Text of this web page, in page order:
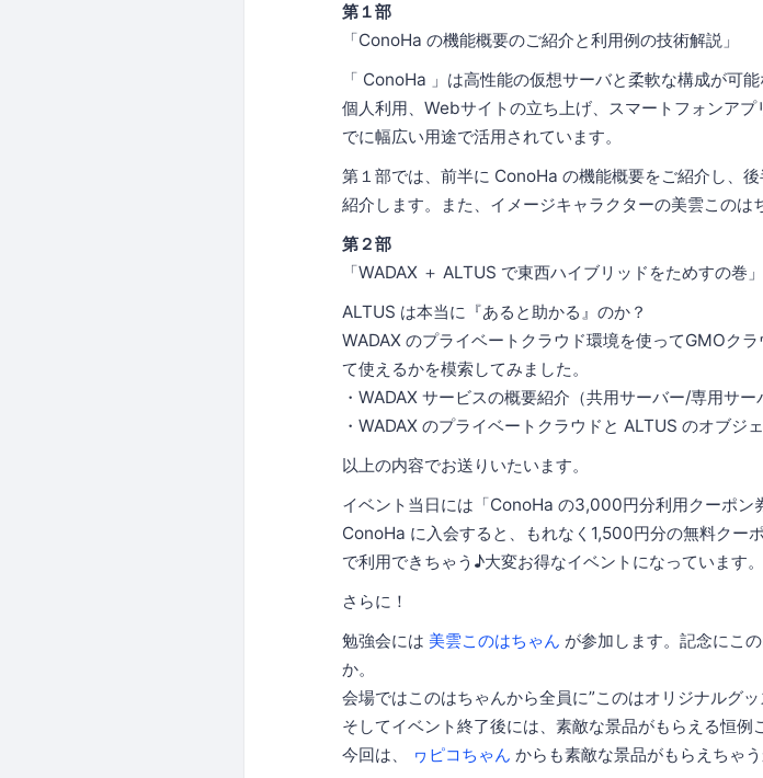
第１部
「ConoHa の機能概要のご紹介と利用例の技術解説」
「 ConoHa 」は高性能の仮想サーバと柔軟な構成が可
個人利用、Webサイトの立ち上げ、スマートフォンア
でに幅広い用途で活用されています。
第１部では、前半に ConoHa の機能概要をご紹介し、
紹介します。また、イメージキャラクターの美雲このは
第２部
「WADAX ＋ ALTUS で東西ハイブリッドをためすの巻」
ALTUS は本当に『あると助かる』のか？
WADAX のプライベートクラウド環境を使ってGMOク
て使えるかを模索してみました。
・WADAX サービスの概要紹介（共用サーバー/専用サー
・WADAX のプライベートクラウドと ALTUS のオブジ
以上の内容でお送りいたいます。
イベント当日には「ConoHa の3,000円分利用クーポン
ConoHa に入会すると、もれなく1,500円分の無料クー
で利用できちゃう♪大変お得なイベントになっています
さらに！
勉強会には 美雲このはちゃん が参加します。記念にこ
か。
会場ではこのはちゃんから全員に”このはオリジナルグッ
そしてイベント終了後には、素敵な景品がもらえる恒例
今回は、
ヮピコちゃん からも素敵な景品がもらえちゃ